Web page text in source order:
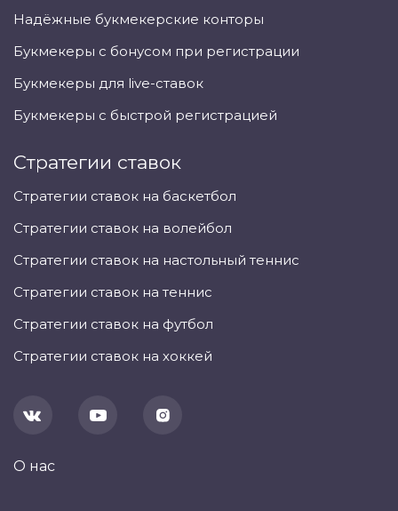
Надёжные букмекерские конторы
Букмекеры с бонусом при регистрации
Букмекеры для live-ставок
Букмекеры с быстрой регистрацией
Стратегии ставок
Стратегии ставок на баскетбол
Стратегии ставок на волейбол
Стратегии ставок на настольный теннис
Стратегии ставок на теннис
Стратегии ставок на футбол
Стратегии ставок на хоккей
О нас